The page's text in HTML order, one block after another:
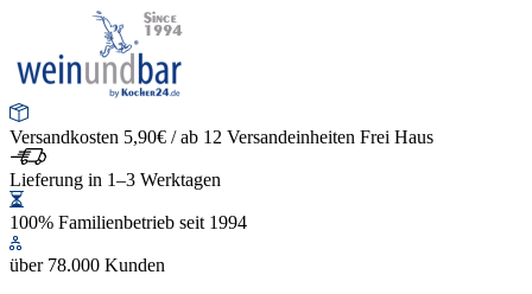
Versandkosten 5,90€ / ab 12 Versandeinheiten Frei Haus
Lieferung in 1–3 Werktagen
100% Familienbetrieb seit 1994
über 78.000 Kunden